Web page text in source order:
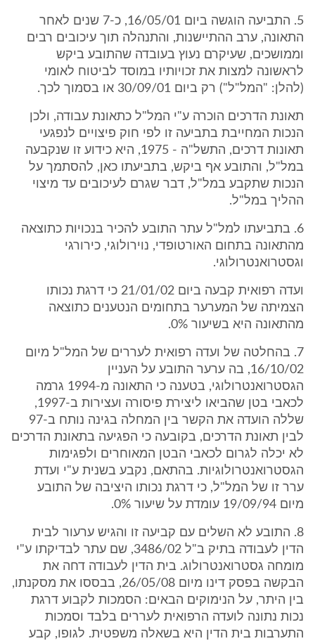
5. התביעה הוגשה ביום 16/05/01, כ-7 שנים לאחר
התאונה, ערב ההתיישנות, והתנהלה תוך עיכובים רבים
וממושכים, שעיקרם נעוץ בעובדה שהתובע ביקש
לראשונה למצות את זכויותיו במוסד לביטוח לאומי
(להלן: "המל"ל") רק ביום 30/09/01 או בסמוך לכך.
תאונת הדרכים הוכרה ע"י המל"ל כתאונת עבודה, ולכן
הנכות המחייבת בתביעה זו לפי חוק פיצויים לנפגעי
תאונות דרכים, התשל"ה - 1975, היא כידוע זו שנקבעה
במל"ל, והתובע אף ביקש, בתביעתו כאן, להסתמך על
הנכות שתקבע במל"ל, דבר שגרם לעיכובים עד מיצוי
ההליך במל"ל.
6. בתביעתו למל"ל עתר התובע להכיר בנכויות כתוצאה
מהתאונה בתחום האורטופדי, נוירולוגי, כירורגי
וגסטרואנטרולוגי.
ועדה רפואית קבעה ביום 21/01/02 כי דרגת נכותו
הצמיתה של המערער בתחומים הנטענים כתוצאה
מהתאונה היא בשיעור 0%.
7. בהחלטה של ועדה רפואית לעררים של המל"ל מיום
16/10/02, בה ערער התובע על העניין
הגסטרואנטרולוגי, בטענה כי התאונה מ-1994 גרמה
לכאבי בטן שהביאו ליצירת פיסורה ועצירות ב-1997,
שללה הועדה את הקשר בין המחלה בגינה נותח ב-97
לבין תאונת הדרכים, בקובעה כי הפגיעה בתאונת הדרכים
לא יכלה לגרום לכאבי הבטן המאוחרים ולפגימות
הגסטרואנטרולוגיות. בהתאם, נקבע בשנית ע"י ועדת
ערר זו של המל"ל, כי דרגת נכותו היציבה של התובע
מיום 19/09/94 עומדת על שיעור 0%.
8. התובע לא השלים עם קביעה זו והגיש ערעור לבית
הדין לעבודה בתיק ב"ל 3486/02, שם עתר לבדיקתו ע"י
מומחה גסטרואנטרולוג. בית הדין לעבודה דחה את
הבקשה בפסק דינו מיום 26/05/08, בבססו את מסקנתו,
בין היתר, על הנימוקים הבאים: הסמכות לקבוע דרגת
נכות נתונה לועדה הרפואית לעררים בלבד וסמכות
התערבות בית הדין היא בשאלה משפטית. לגופו, קבע